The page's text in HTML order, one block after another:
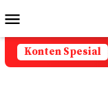
ke
kontenMobile
Konten Spesial
Ongkir Murah